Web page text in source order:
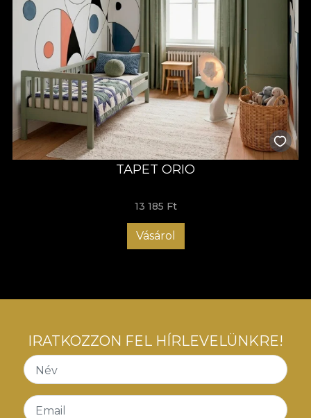
TAPET ORIO
13 185 Ft
Vásárol
IRATKOZZON FEL HÍRLEVELÜNKRE!
Név
Email